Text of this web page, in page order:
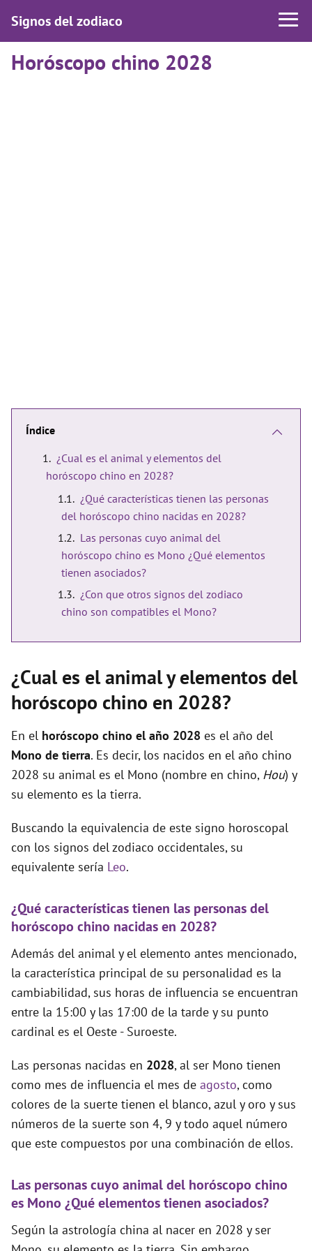
Signos del zodiaco
Horóscopo chino 2028
Índice
¿Cual es el animal y elementos del
horóscopo chino en 2028?
¿Qué características tienen las personas
del horóscopo chino nacidas en 2028?
Las personas cuyo animal del
horóscopo chino es Mono ¿Qué elementos
tienen asociados?
¿Con que otros signos del zodiaco
chino son compatibles el Mono?
¿Cual es el animal y elementos del
horóscopo chino en 2028?
En el horóscopo chino el año 2028 es el año del
Mono de tierra. Es decir, los nacidos en el año chino
2028 su animal es el Mono (nombre en chino, Hou) y
su elemento es la tierra.
Buscando la equivalencia de este signo horoscopal
con los signos del zodiaco occidentales, su
equivalente sería Leo.
¿Qué características tienen las personas del
horóscopo chino nacidas en 2028?
Además del animal y el elemento antes mencionado,
la característica principal de su personalidad es la
cambiabilidad, sus horas de influencia se encuentran
entre la 15:00 y las 17:00 de la tarde y su punto
cardinal es el Oeste - Suroeste.
Las personas nacidas en 2028, al ser Mono tienen
como mes de influencia el mes de agosto, como
colores de la suerte tienen el blanco, azul y oro y sus
números de la suerte son 4, 9 y todo aquel número
que este compuestos por una combinación de ellos.
Las personas cuyo animal del horóscopo chino
es Mono ¿Qué elementos tienen asociados?
Según la astrología china al nacer en 2028 y ser